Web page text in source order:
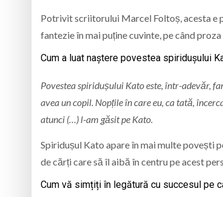
Potrivit scriitorului Marcel Foltoș, acesta e
fantezie în mai puține cuvinte, pe când
Cum a luat naștere povestea spiridușului
Povestea spiridușului Kato este, într-adevăr,
avea un copil. Nopțile în care eu, ca tată,
atunci (…) l-am găsit pe Kato.
Spiridușul Kato apare în mai multe povești
de cărți care să îl aibă în centru pe acest
Cum vă simțiți în legătură cu succesul pe